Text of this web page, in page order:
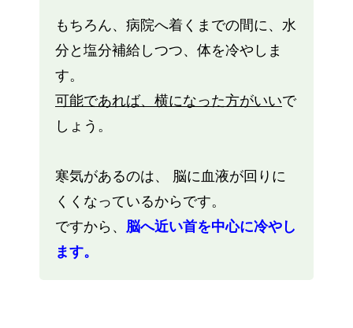
もちろん、病院へ着くまでの間に、水
分と塩分補給しつつ、体を冷やしま
す。
可能であれば、横になった方がいいで
しょう。
寒気があるのは、 脳に血液が回りに
くくなっているからです。
ですから、 脳へ近い首を中心に冷やし
ます。